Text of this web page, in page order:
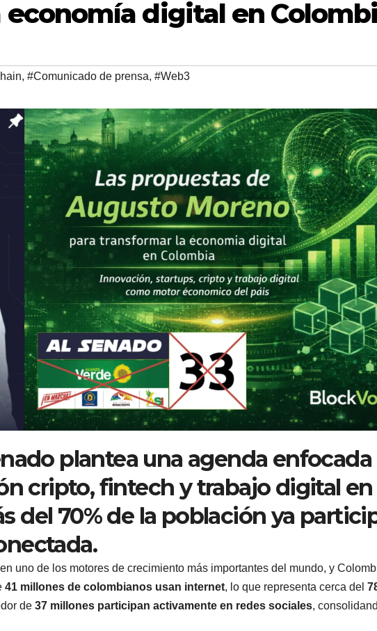
digital en
, #Comunicado de prensa, #Web3
plantea una agenda enfocada
cripto, fintech y trabajo digital en
del 70% de la población ya
uno de los motores de crecimiento más importantes del mundo, y
41 millones de colombianos usan internet, lo que representa cerca del
de 37 millones participan activamente en redes sociales,